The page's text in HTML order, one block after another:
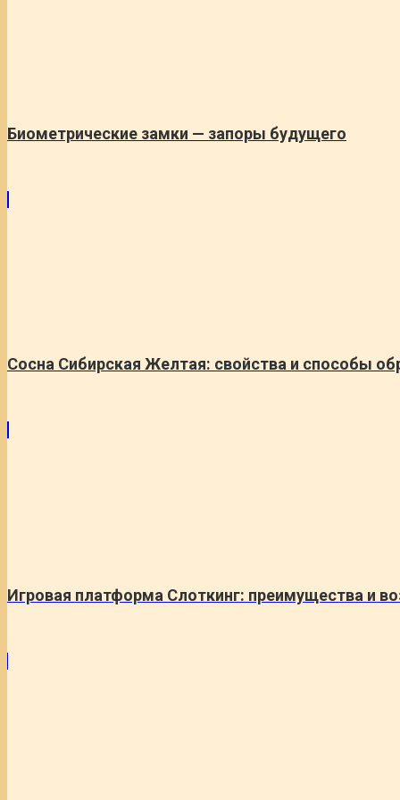
Биометрические замки — запоры будущего
Сосна Сибирская Желтая: свойства и способы
Игровая платформа Слоткинг: преимущества и